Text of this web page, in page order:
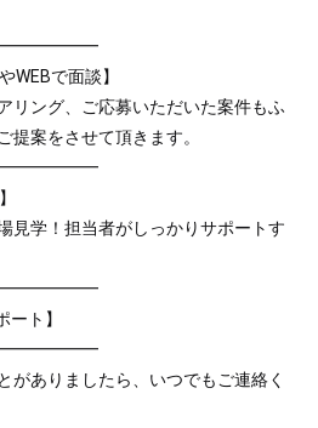
で面談】
リング、ご応募いただいた案件もふ
提案をさせて頂きます。
見学！担当者がしっかりサポートす
ト】
がありましたら、いつでもご連絡く